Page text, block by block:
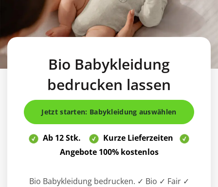
Bio Babykleidung
bedrucken lassen
Jetzt starten: Babykleidung auswählen
Ab 12 Stk.
Kurze Lieferzeiten
Angebote 100% kostenlos
Bio Babykleidung bedrucken. ✓ Bio ✓ Fair ✓